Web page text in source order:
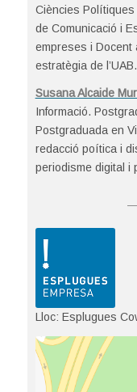
Ciències Polítiques
de Comunicació i
empreses i Docent
estratègia de l’UAB.
Susana Alcaide
Informació.
Postgraduada en
redacció poítica i
periodisme digital i
Lloc: Esplugues